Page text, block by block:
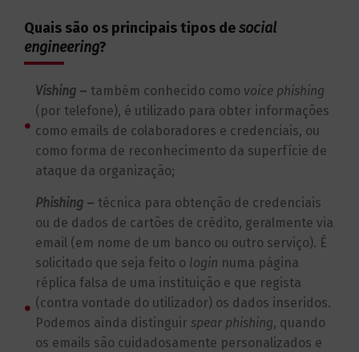
Quais são os principais tipos desocial
engineering?
Vishing– também conhecido como voice phishing
(por telefone), é utilizado para obter informações
como emails de colaboradores e credenciais, ou
como forma de reconhecimento da superfície de
ataque da organização;
Phishing– técnica para obtenção de credenciais
ou de dados de cartões de crédito, geralmente via
email (em nome de um banco ou outro serviço). É
solicitado que seja feito o login numa página
réplica falsa de uma instituição e que regista
(contra vontade do utilizador) os dados inseridos.
Podemos ainda distinguir spear phishing, quando
os emails são cuidadosamente personalizados e